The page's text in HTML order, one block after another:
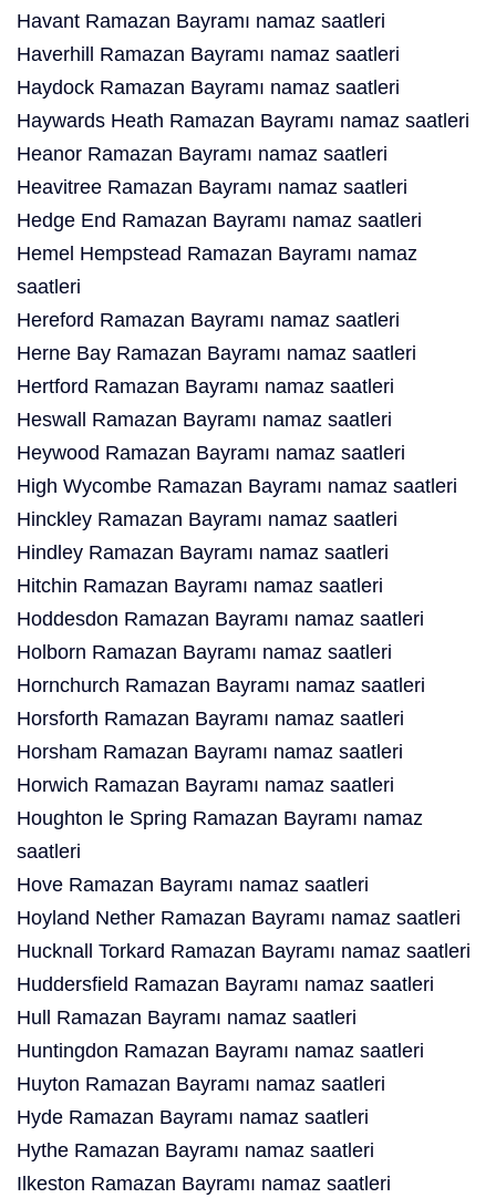
Havant Ramazan Bayramı namaz saatleri
Haverhill Ramazan Bayramı namaz saatleri
Haydock Ramazan Bayramı namaz saatleri
Haywards Heath Ramazan Bayramı namaz saatleri
Heanor Ramazan Bayramı namaz saatleri
Heavitree Ramazan Bayramı namaz saatleri
Hedge End Ramazan Bayramı namaz saatleri
Hemel Hempstead Ramazan Bayramı namaz
saatleri
Hereford Ramazan Bayramı namaz saatleri
Herne Bay Ramazan Bayramı namaz saatleri
Hertford Ramazan Bayramı namaz saatleri
Heswall Ramazan Bayramı namaz saatleri
Heywood Ramazan Bayramı namaz saatleri
High Wycombe Ramazan Bayramı namaz saatleri
Hinckley Ramazan Bayramı namaz saatleri
Hindley Ramazan Bayramı namaz saatleri
Hitchin Ramazan Bayramı namaz saatleri
Hoddesdon Ramazan Bayramı namaz saatleri
Holborn Ramazan Bayramı namaz saatleri
Hornchurch Ramazan Bayramı namaz saatleri
Horsforth Ramazan Bayramı namaz saatleri
Horsham Ramazan Bayramı namaz saatleri
Horwich Ramazan Bayramı namaz saatleri
Houghton le Spring Ramazan Bayramı namaz
saatleri
Hove Ramazan Bayramı namaz saatleri
Hoyland Nether Ramazan Bayramı namaz saatleri
Hucknall Torkard Ramazan Bayramı namaz saatleri
Huddersfield Ramazan Bayramı namaz saatleri
Hull Ramazan Bayramı namaz saatleri
Huntingdon Ramazan Bayramı namaz saatleri
Huyton Ramazan Bayramı namaz saatleri
Hyde Ramazan Bayramı namaz saatleri
Hythe Ramazan Bayramı namaz saatleri
Ilkeston Ramazan Bayramı namaz saatleri